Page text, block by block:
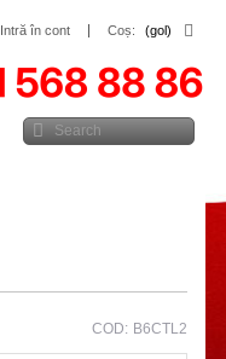
Coș: (gol)
Intră în cont
COD: B6CTL2